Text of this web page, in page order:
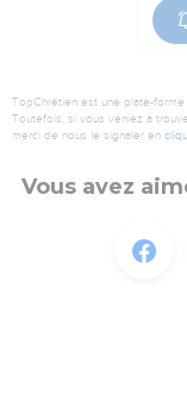
TopChrétien est une plate-
Toutefois, si vous veniez à
merci de nous le signaler en
Vous avez